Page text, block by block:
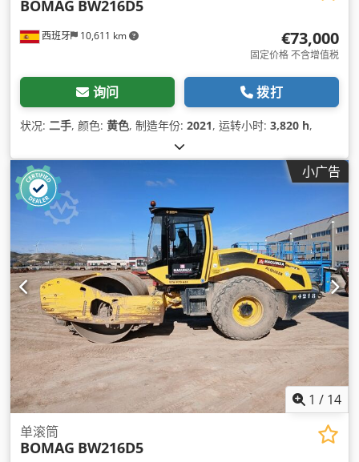
西班牙 10,611 km
BOMAG BW216D5
€73,000
固定价格 不含增值税
询问 拨打
状况: 二手, 颜色: 黄色, 制造年份: 2021, 运转小时: 3,820 h,
小广告
1 / 14
单滚筒
BOMAG BW216D5